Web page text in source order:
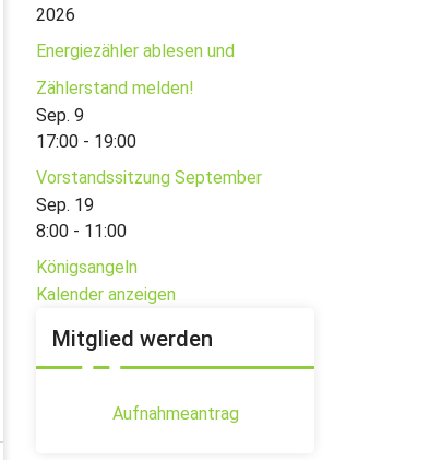
2026
Energiezähler ablesen und
Zählerstand melden!
Sep. 9
17:00 - 19:00
Vorstandssitzung September
Sep. 19
8:00 - 11:00
Königsangeln
Kalender anzeigen
Mitglied werden
Aufnahmeantrag